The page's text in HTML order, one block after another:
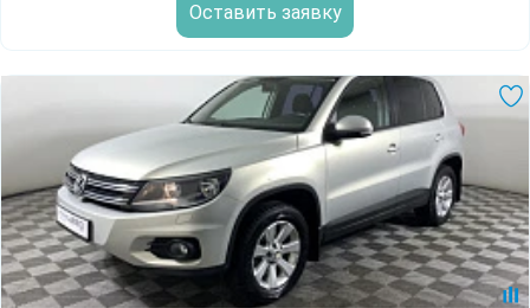
Оставить заявку